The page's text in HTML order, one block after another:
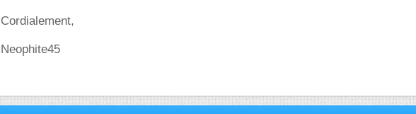
Cordialement,
Neophite45